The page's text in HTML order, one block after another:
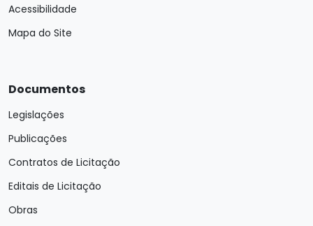
Acessibilidade
Mapa do Site
Documentos
Legislações
Publicações
Contratos de Licitação
Editais de Licitação
Obras